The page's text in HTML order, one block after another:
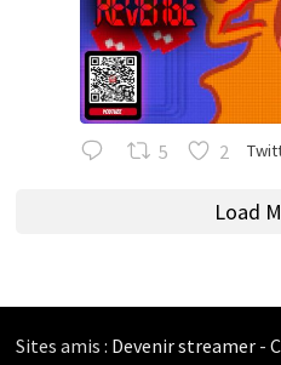
5 2
Load
Sites amis : Devenir streamer-